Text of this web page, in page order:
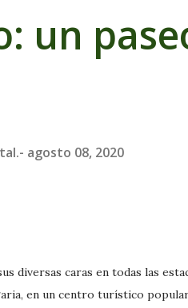
un
agosto 08, 2020
diversas caras en todas las
en un centro turístico